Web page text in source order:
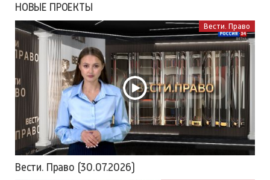
НОВЫЕ ПРОЕКТЫ
Вести. Право
Вести. Право (30.07.2026)